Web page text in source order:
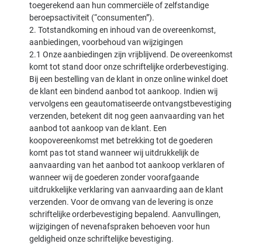
toegerekend aan hun commerciële of zelfstandige
beroepsactiviteit (“consumenten”).
2. Totstandkoming en inhoud van de overeenkomst,
aanbiedingen, voorbehoud van wijzigingen
2.1 Onze aanbiedingen zijn vrijblijvend. De overeenkomst
komt tot stand door onze schriftelijke orderbevestiging.
Bij een bestelling van de klant in onze online winkel doet
de klant een bindend aanbod tot aankoop. Indien wij
vervolgens een geautomatiseerde ontvangstbevestiging
verzenden, betekent dit nog geen aanvaarding van het
aanbod tot aankoop van de klant. Een
koopovereenkomst met betrekking tot de goederen
komt pas tot stand wanneer wij uitdrukkelijk de
aanvaarding van het aanbod tot aankoop verklaren of
wanneer wij de goederen zonder voorafgaande
uitdrukkelijke verklaring van aanvaarding aan de klant
verzenden. Voor de omvang van de levering is onze
schriftelijke orderbevestiging bepalend. Aanvullingen,
wijzigingen of nevenafspraken behoeven voor hun
geldigheid onze schriftelijke bevestiging.